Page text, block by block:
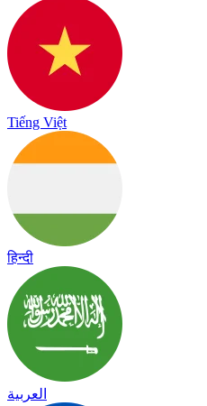
Tiếng Việt
हिन्दी
العربية